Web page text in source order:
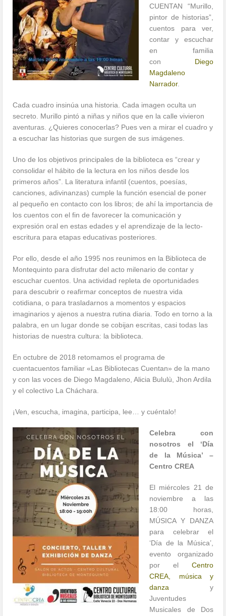
CUENTAN “Murillo,
pintor de historias”,
cuentos para ver,
contar y escuchar
en familia
con Diego
Magdaleno
Narrador.
Cada cuadro insinúa una historia. Cada imagen oculta un
secreto. Murillo pintó a niñas y niños que en la calle vivieron
aventuras. ¿Quieres conocerlas? Pues ven a mirar el cuadro y
a escuchar las historias que surgen de sus imágenes.
Uno de los objetivos principales de la biblioteca es “crear y
consolidar el hábito de la lectura en los niños desde los
primeros años”. La literatura infantil (cuentos, poesías,
canciones, adivinanzas) cumple la función esencial de poner
al pequeño en contacto con los libros; de ahí la importancia de
los cuentos con el fin de favorecer la comunicación y
expresión oral en estas edades y el aprendizaje de la lecto-
escritura para etapas educativas posteriores.
Por ello, desde el año 1995 nos reunimos en la Biblioteca de
Montequinto para disfrutar del acto milenario de contar y
escuchar cuentos. Una actividad repleta de oportunidades
para descubrir o reafirmar conceptos de nuestra vida
cotidiana, o para trasladarnos a momentos y espacios
imaginarios y ajenos a nuestra rutina diaria. Todo en torno a la
palabra, en un lugar donde se cobijan escritas, casi todas las
historias de nuestra cultura: la biblioteca.
En octubre de 2018 retomamos el programa de
cuentacuentos familiar «Las Bibliotecas Cuentan» de la mano
y con las voces de Diego Magdaleno, Alicia Bululù, Jhon Ardila
y el colectivo La Cháchara.
¡Ven, escucha, imagina, participa, lee… y cuéntalo!
Celebra con
nosotros el ‘Día
de la Música’ –
Centro CREA
El miércoles 21 de
noviembre a las
18:00 horas,
MÚSICA Y DANZA
para celebrar el
‘Día de la Música’,
evento organizado
por el Centro
CREA, música y
danza y
Juventudes
Musicales de Dos